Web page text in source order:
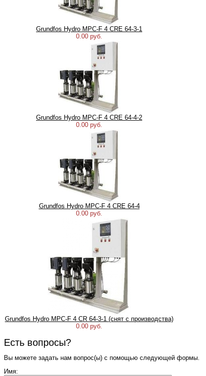
Grundfos Hydro MPC-F 4 CRE 64-3-1
0.00 руб.
Grundfos Hydro MPC-F 4 CRE 64-4-2
0.00 руб.
Grundfos Hydro MPC-F 4 CRE 64-4
0.00 руб.
Grundfos Hydro MPC-F 4 CR 64-3-1 (снят с производства)
0.00 руб.
Есть вопросы?
Вы можете задать нам вопрос(ы) с помощью следующей формы.
Имя: